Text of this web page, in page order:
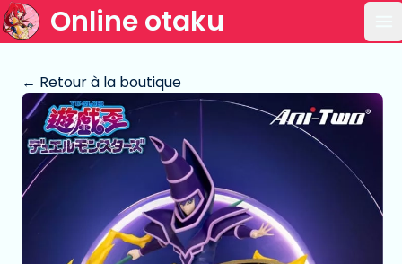
Online otaku
← Retour à la boutique